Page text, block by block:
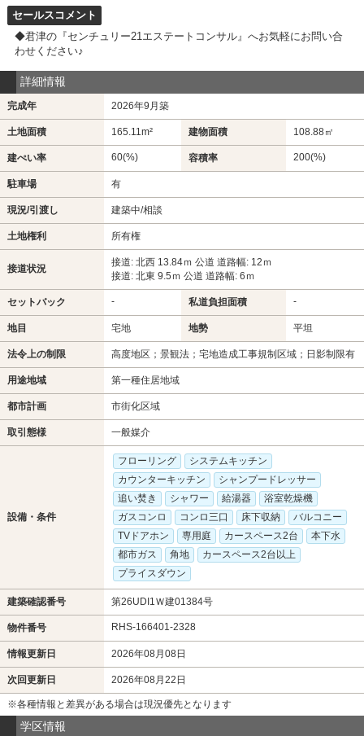
セールスコメント
◆君津の『センチュリー21エステートコンサル』へお気軽にお問い合
わせください♪
詳細情報
完成年 2026年9月築
土地面積 165.11m² 建物面積 108.88㎡
建ぺい率 60(%) 容積率 200(%)
駐車場 有
現況/引渡し 建築中/相談
土地権利 所有権
接道状況
接道: 北西 13.84ｍ 公道 道路幅: 12ｍ
接道: 北東 9.5ｍ 公道 道路幅: 6ｍ
セットバック - 私道負担面積 -
地目 宅地 地勢 平坦
法令上の制限 高度地区；景観法；宅地造成工事規制区域；日影制限有
用途地域 第一種住居地域
都市計画 市街化区域
取引態様 一般媒介
設備・条件
フローリング
システムキッチン
カウンターキッチン
シャンプードレッサー
追い焚き
シャワー 給湯器
浴室乾燥機
ガスコンロ
コンロ三口 床下収納
バルコニー
TVドアホン
専用庭 カースペース2台
本下水
都市ガス
角地
カースペース2台以上
プライスダウン
建築確認番号 第26UDI1Ｗ建01384号
物件番号 RHS-166401-2328
情報更新日 2026年08月08日
次回更新日 2026年08月22日
※各種情報と差異がある場合は現況優先となります
学区情報